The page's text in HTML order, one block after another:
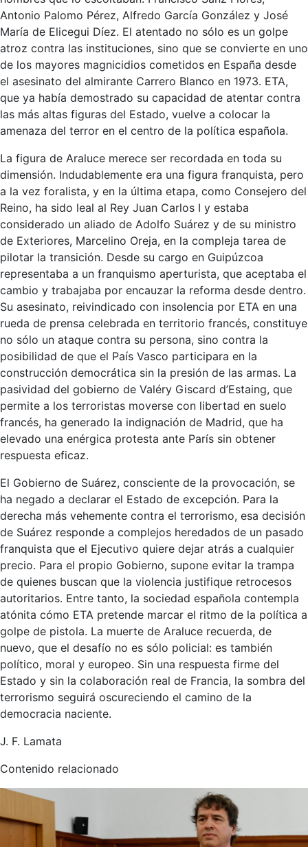
Antonio Palomo Pérez, Alfredo García González y José
María de Elicegui Díez. El atentado no sólo es un golpe
atroz contra las instituciones, sino que se convierte en uno
de los mayores magnicidios cometidos en España desde
el asesinato del almirante Carrero Blanco en 1973. ETA,
que ya había demostrado su capacidad de atentar contra
las más altas figuras del Estado, vuelve a colocar la
amenaza del terror en el centro de la política española.
La figura de Araluce merece ser recordada en toda su
dimensión. Indudablemente era una figura franquista, pero
a la vez foralista, y en la última etapa, como Consejero del
Reino, ha sido leal al Rey Juan Carlos I y estaba
considerado un aliado de Adolfo Suárez y de su ministro
de Exteriores, Marcelino Oreja, en la compleja tarea de
pilotar la transición. Desde su cargo en Guipúzcoa
representaba a un franquismo aperturista, que aceptaba el
cambio y trabajaba por encauzar la reforma desde dentro.
Su asesinato, reivindicado con insolencia por ETA en una
rueda de prensa celebrada en territorio francés, constituye
no sólo un ataque contra su persona, sino contra la
posibilidad de que el País Vasco participara en la
construcción democrática sin la presión de las armas. La
pasividad del gobierno de Valéry Giscard d’Estaing, que
permite a los terroristas moverse con libertad en suelo
francés, ha generado la indignación de Madrid, que ha
elevado una enérgica protesta ante París sin obtener
respuesta eficaz.
El Gobierno de Suárez, consciente de la provocación, se
ha negado a declarar el Estado de excepción. Para la
derecha más vehemente contra el terrorismo, esa decisión
de Suárez responde a complejos heredados de un pasado
franquista que el Ejecutivo quiere dejar atrás a cualquier
precio. Para el propio Gobierno, supone evitar la trampa
de quienes buscan que la violencia justifique retrocesos
autoritarios. Entre tanto, la sociedad española contempla
atónita cómo ETA pretende marcar el ritmo de la política a
golpe de pistola. La muerte de Araluce recuerda, de
nuevo, que el desafío no es sólo policial: es también
político, moral y europeo. Sin una respuesta firme del
Estado y sin la colaboración real de Francia, la sombra del
terrorismo seguirá oscureciendo el camino de la
democracia naciente.
J. F. Lamata
Contenido relacionado